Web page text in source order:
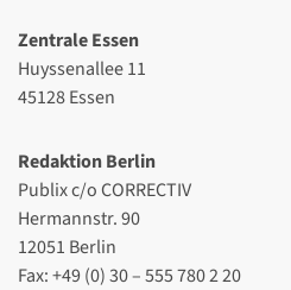
Zentrale Essen
Huyssenallee 11
45128 Essen
Redaktion Berlin
Publix c/o CORRECTIV
Hermannstr. 90
12051 Berlin
Fax: +49 (0) 30 – 555 780 2 20